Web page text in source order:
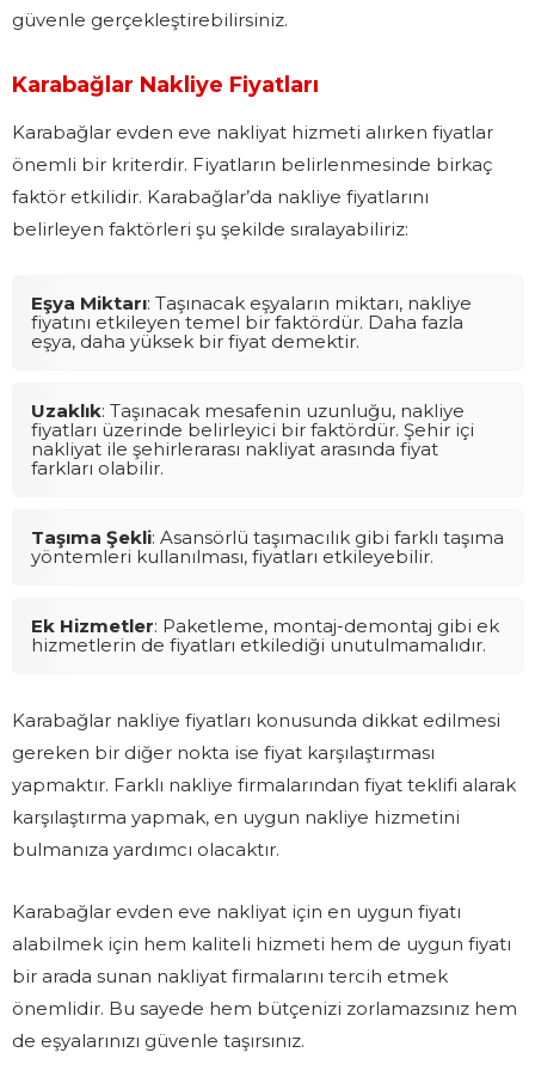
güvenle gerçekleştirebilirsiniz.
Karabağlar Nakliye Fiyatları
Karabağlar evden eve nakliyat hizmeti alırken fiyatlar
önemli bir kriterdir. Fiyatların belirlenmesinde birkaç
faktör etkilidir. Karabağlar’da nakliye fiyatlarını
belirleyen faktörleri şu şekilde sıralayabiliriz:
Eşya Miktarı: Taşınacak eşyaların miktarı, nakliye
fiyatını etkileyen temel bir faktördür. Daha fazla
eşya, daha yüksek bir fiyat demektir.
Uzaklık: Taşınacak mesafenin uzunluğu, nakliye
fiyatları üzerinde belirleyici bir faktördür. Şehir içi
nakliyat ile şehirlerarası nakliyat arasında fiyat
farkları olabilir.
Taşıma Şekli: Asansörlü taşımacılık gibi farklı taşıma
yöntemleri kullanılması, fiyatları etkileyebilir.
Ek Hizmetler: Paketleme, montaj-demontaj gibi ek
hizmetlerin de fiyatları etkilediği unutulmamalıdır.
Karabağlar nakliye fiyatları konusunda dikkat edilmesi
gereken bir diğer nokta ise fiyat karşılaştırması
yapmaktır. Farklı nakliye firmalarından fiyat teklifi alarak
karşılaştırma yapmak, en uygun nakliye hizmetini
bulmanıza yardımcı olacaktır.
Karabağlar evden eve nakliyat için en uygun fiyatı
alabilmek için hem kaliteli hizmeti hem de uygun fiyatı
bir arada sunan nakliyat firmalarını tercih etmek
önemlidir. Bu sayede hem bütçenizi zorlamazsınız hem
de eşyalarınızı güvenle taşırsınız.